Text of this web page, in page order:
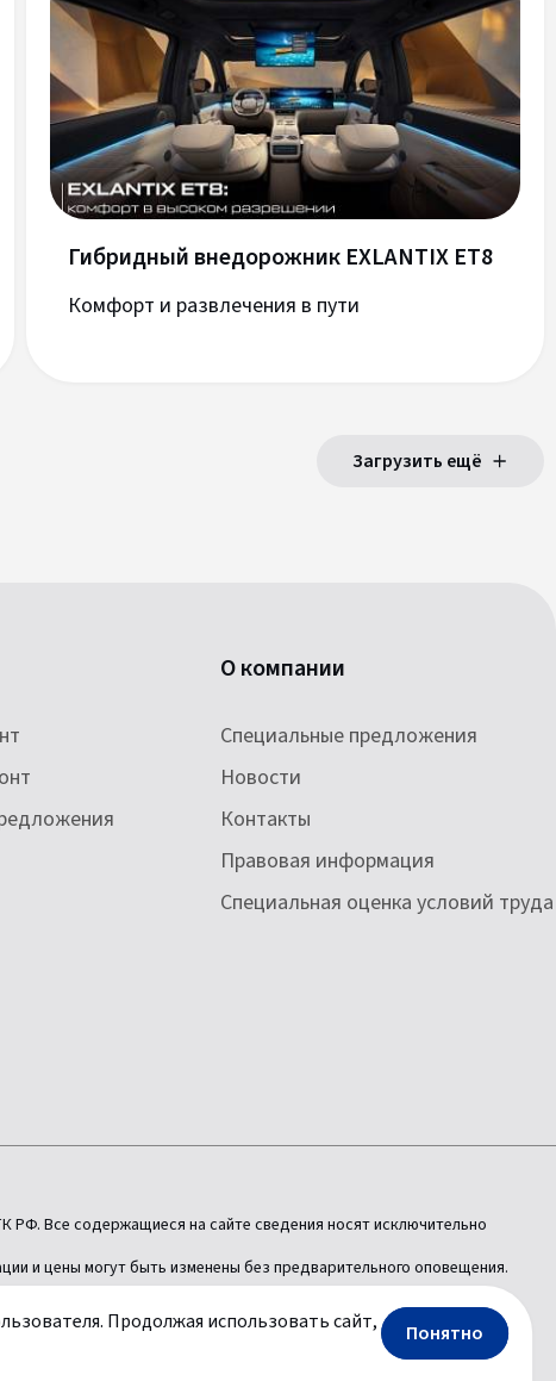
Гибридный внедорожник EXLANTIX ET8
Комфорт и развлечения в пути
Загрузить ещё
О компании
Специальные предложения
Новости
Контакты
Правовая информация
Специальная оценка условий труда
РФ. Все содержащиеся на сайте сведения носят исключительно
и цены могут быть изменены без предварительного оповещения.
Продолжая использовать сайт,
Понятно